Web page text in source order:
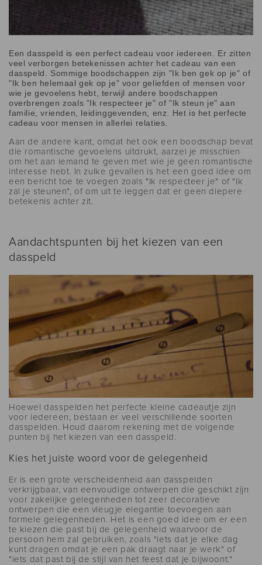
Een dasspeld is een perfect cadeau voor iedereen. Er zitten
veel verborgen betekenissen achter het cadeau van een
dasspeld. Sommige boodschappen zijn "Ik ben gek op je" of
"Ik ben helemaal gek op je" voor geliefden of mensen voor
wie je gevoelens hebt, terwijl andere boodschappen
overbrengen zoals "Ik respecteer je" of "Ik steun je" aan
familie, vrienden, leidinggevenden, enz. Het is het perfecte
cadeau voor mensen in allerlei relaties.
Aan de andere kant, omdat het ook een boodschap bevat
die romantische gevoelens uitdrukt, aarzel je misschien
om het aan iemand te geven met wie je geen romantische
interesse hebt. In zulke gevallen is het een goed idee om
een ​​bericht toe te voegen zoals "Ik respecteer je" of "Ik
zal je steunen", of om uit te leggen dat er geen diepere
betekenis achter zit.
Aandachtspunten bij het kiezen van een
dasspeld
Hoewel dasspelden het perfecte kleine cadeautje zijn
voor iedereen, bestaan ​​er veel verschillende soorten
dasspelden. Houd daarom rekening met de volgende
punten bij het kiezen van een dasspeld.
Kies het juiste woord voor de gelegenheid
Er is een grote verscheidenheid aan dasspelden
verkrijgbaar, van eenvoudige ontwerpen die geschikt zijn
voor zakelijke gelegenheden tot zeer decoratieve
ontwerpen die een vleugje elegantie toevoegen aan
formele gelegenheden. Het is een goed idee om er een
te kiezen die past bij de gelegenheid waarvoor de
persoon hem zal gebruiken, zoals "iets dat je elke dag
kunt dragen omdat je een pak draagt ​​naar je werk" of
"iets dat past bij de stijl van het feest dat je bijwoont."